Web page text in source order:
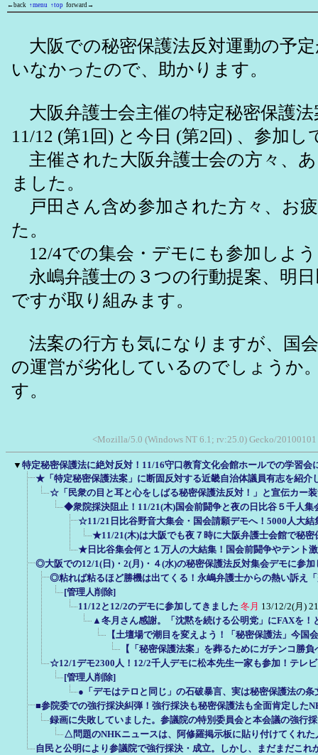
←back ↑menu ↑top forward→
大阪での秘密保護法反対運動の予
いなかったので、助かります。
大阪弁護士会主催の特定秘密保護
11/12 (第1回) と今日 (第2回) 、参加
主催された大阪弁護士会の方々、
ました。
戸田さん含め参加された方々、お
た。
12/4での集会・デモにも参加しよ
永嶋弁護士の３つの行動提案、明
ですが取り組みます。
法案の行方も気になりますが、国
の運営が劣化しているのでしょうか
す。
<Mozilla/5.0 (Windows NT 6.1; rv:25.0) Gecko/
▼ 特定秘密保護法に絶対反対！11/16守口教育文化会館ホールでの学習会
★「特定秘密保護法案」に断固反対する近畿自治体議員有志を紹介
☆「民衆の目と耳と心をしばる秘密保護法反対！」と宣伝カー
◆衆院採決阻止！11/21(木)国会前闘争と夜の日比谷５千人集
☆11/21日比谷野音大集会・国会請願デモへ！5000人大結
★11/21(木)は大阪でも夜７時に大阪弁護士会館で秘
★日比谷集会何と１万人の大結集！国会前闘争やテント
◎大阪での12/1(日)・2(月)・４(水)の秘密保護法反対集会デモに参加
◎粘れば粘るほど勝機は出てくる！永嶋弁護士からの熱い訴え
[管理人削除]
11/12と12/2のデモに参加してきました 冬月 13/12/2(月)
▲冬月さん感謝。「沈黙を続ける公明党」にFAXを！
【土壇場で潮目を変えよう！「秘密保護法」今国
【「秘密保護法案」を葬るためにガチンコ勝
☆12/1デモ2300人！12/2千人デモに松本先生一家も参加！テレ
[管理人削除]
●「デモはテロと同じ」の石破暴言、実は秘密保護法の
■参院委での強行採決糾弾！強行採決も秘密保護法も全面肯定した
録画に失敗していました。参議院の特別委員会と本会議の強行
△問題のNHKニュースは、阿修羅掲示板に貼り付けてくれた
自民と公明により参議院で強行採決・成立。しかし、まだまだこれ